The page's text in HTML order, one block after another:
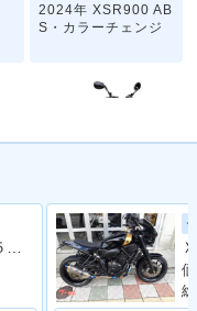
2024年 XSR900 AB
S・カラーチェンジ
2020年 XSR900 AB
S・マイナーチェン